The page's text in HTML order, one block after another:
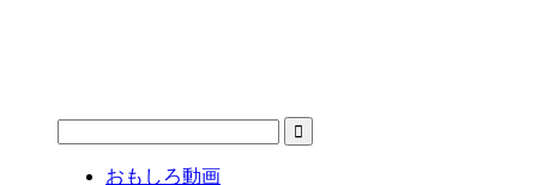
おもしろ動画